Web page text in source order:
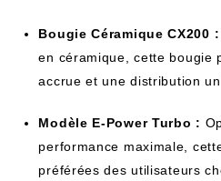
Bougie Céramique CX200 :
en céramique, cette bougie
accrue et une distribution
Modèle E-Power Turbo :
performance maximale,
préférées des utilisateurs